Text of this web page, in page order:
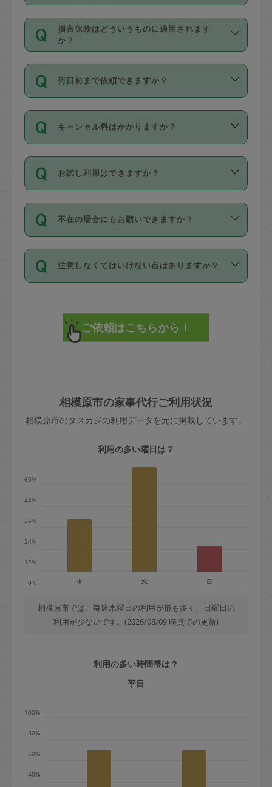
能です。依頼送信後、個別にタスカジさ
んにメッセージを送り調整してくださ
い。ただし、２時間を越えての調整はで
時間も被らない場合、損害保険の対象外
基本的に、高所での作業や危険作業、屋
外での作業は対象外です。
育園や学校の給食やレストランで料理関
係の専門職に従事されていた方、日本で
すでにハウスキーパーや英語の先生とし
てお仕事をしているフィリピン出身の
社員など様々なバックグラウンドの方が
登録しています。
日本語も話せる方など様々です。
ールに記載していますので、各自の得意
を依頼してください。
応募の際に、各自事務局との面接と説明
を行っています。その後、身分証明書の
写真提出をしていただいています。外国
確認しています。タスカジさんトレーニ
ング動画を使ったセルフトレーニングの
現場トライアルを受け、合格したタスカ
ジさんが活動されています。
※テストセンターの講評は１件目のレビュ
参考
【詳細】タスカジさんの登録に際
損害保険はどういうものに適用されます
か？
依頼者とタスカジさんとの間でタスカジ
を通して成立した作業時間内での作業に
適用されます。作業範囲は、掃除、洗
です。作業中に物を壊したり、人にけが
をさせたりした場合が対象で、補償金額
す。
写真を撮り、
詳細FAQ：
損害賠償保険について教えて
何日前まで依頼できますか？
ご依頼は、現在を起点に3日後（72時間
以降）の日時から受付可能となっていま
す。
タスカジさんへ「募集」をかけることが
可能です。
キャンセル料はかかりますか？
キャンセル料には、以下の2種類がありま
す。
1. 直前キャンセル（定期、スポット契約
共通）
72時間を超える※と、以下のキャンセル
料が発生します。
直前キャンセル料：
72時間前〜24時間前＝依頼料金の50%
依頼者不在による当日キャンセル＝依頼
金額の100%＋交通費全額
※例：依頼日時／土曜日午前9時開始の場
金曜日9時～土曜日8時まで＝依頼金額の
＋交通費全額
依頼者不在による当日キャンセル＝依頼
金額の100%＋交通費全額
定期契約をキャンセルする場合、毎週定
期は月2回まで隔週定期は月1回までキャ
お試し利用はできますか？
「お試し利用」というメニューはありま
せんが、「一回のみ」依頼を活用するこ
とによって、気に入ったタスカジさんを
まず、条件の合う気になるタスカジさ
みてください。
その後、一番気に入ったタスカジさんに
不在の場合にもお願いできますか？
不在の場合の作業はタスカジさんの同意
が必要です。数回の依頼ののち、タスカ
ジさんと依頼者の間で十分な信頼関係が
てください。
不在時に部屋に入るためにタスカジさん
きた場合は損害保険の対象外となるので
ご注意ください。
注意しなくてはいけない点はありますか？
で、必ず鍵のかかるロッカーや金庫に入
れて依頼者の責任の元管理するよう心掛
けてください。
玉、など
あわせてこちらも参照ください：初めて
はありますか？
相模原市の家事代行ご利用状況
相模原市のタスカジの利用データを元に掲載しています。
利用の多い曜日は？
0%
12%
24%
36%
48%
60%
火 水 日
相模原市では、毎週水曜日の利用が最も多く、日曜日の
利用が少ないです。(2026/08/09 時点での更新)
利用の多い時間帯は？
平日
40%
60%
80%
100%